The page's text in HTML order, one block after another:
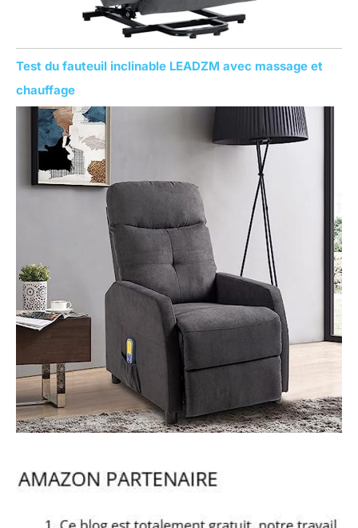
Test du fauteuil inclinable LEADZM avec massage et
chauffage